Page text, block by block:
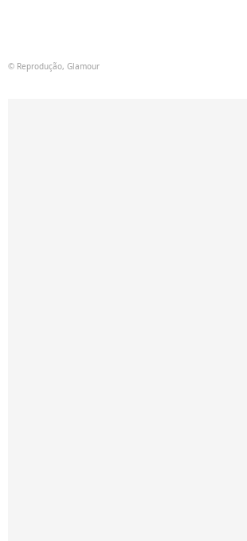
© Reprodução, Glamour